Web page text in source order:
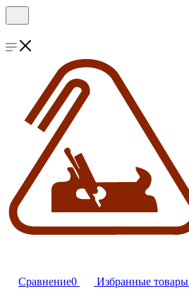
Сравнение0 Избранные товары